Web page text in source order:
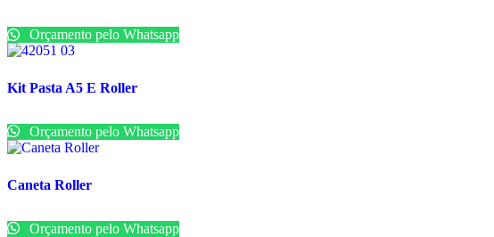
Orçamento pelo Whatsapp
Kit Pasta A5 E Roller
Orçamento pelo Whatsapp
Caneta Roller
Orçamento pelo Whatsapp